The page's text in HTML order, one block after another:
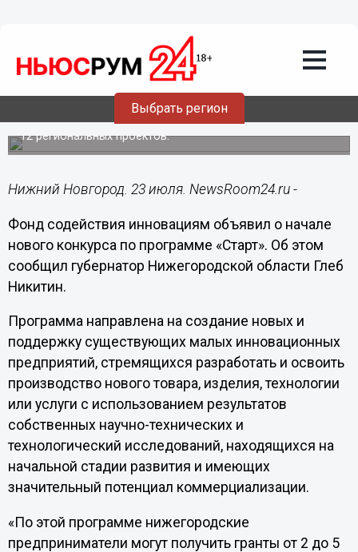
Выбрать регион
23.07.201920:07
Нижегородские инноваторы смогут
получить гранты до 5 млн рублей
В 2018 году по программе «Старт» поддержку получили
12 региональных проектов.
Нижний Новгород. 23 июля. NewsRoom24.ru -
Фонд содействия инновациям объявил о начале
нового конкурса по программе «Старт». Об этом
сообщил губернатор Нижегородской области Глеб
Никитин.
Программа направлена на создание новых и
поддержку существующих малых инновационных
предприятий, стремящихся разработать и освоить
производство нового товара, изделия, технологии
или услуги с использованием результатов
собственных научно-технических и
технологический исследований, находящихся на
начальной стадии развития и имеющих
значительный потенциал коммерциализации.
«По этой программе нижегородские
предприниматели могут получить гранты от 2 до 5